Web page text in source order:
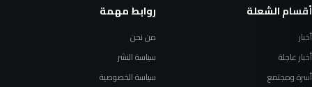
أقسام الشعلة
أخبار
أخبار عاجلة
أسرة ومجتمع
روابط مهمة
من نحن
سياسة النشر
سياسة الخصوصية